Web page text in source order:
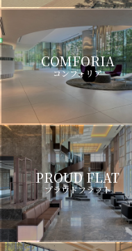
COMFORIA
コンフォリア
PROUD FLAT
プラウドフラット